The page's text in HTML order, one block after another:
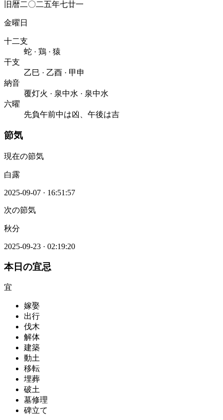
旧暦二〇二五年七廿一
金曜日
十二支
蛇 · 鶏 · 猿
干支
乙巳 · 乙酉 · 甲申
納音
覆灯火 · 泉中水 · 泉中水
六曜
先負午前中は凶、午後は吉
節気
現在の節気
白露
2025-09-07 · 16:51:57
次の節気
秋分
2025-09-23 · 02:19:20
本日の宜忌
宜
嫁娶
出行
伐木
解体
建築
動土
移転
埋葬
破土
墓修理
碑立て